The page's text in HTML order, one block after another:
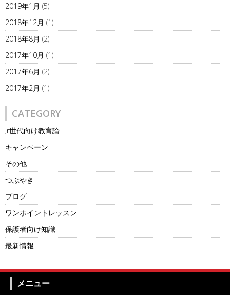
2019年1月 (5)
2018年12月 (1)
2018年8月 (2)
2017年10月 (1)
2017年6月 (2)
2017年2月 (1)
CATEGORY
Jr世代向け教育論
キャンペーン
その他
つぶやき
ブログ
ワンポイントレッスン
保護者向け知識
最新情報
メニュー